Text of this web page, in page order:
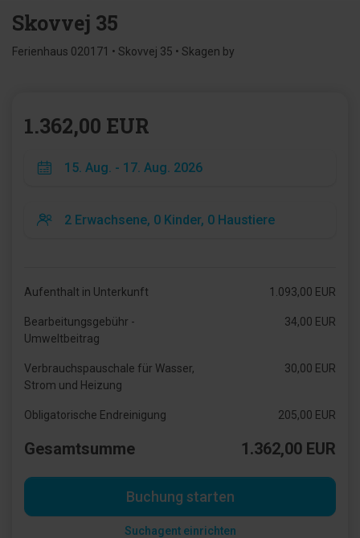
Skovvej 35
Ferienhaus 020171 • Skovvej 35 • Skagen by
1.362,00 EUR
Aufenthalt in Unterkunft 1.093,00 EUR
Bearbeitungsgebühr -
Umweltbeitrag
34,00 EUR
Verbrauchspauschale für Wasser,
Strom und Heizung
30,00 EUR
Obligatorische Endreinigung 205,00 EUR
Gesamtsumme 1.362,00 EUR
Buchung starten
Suchagent einrichten